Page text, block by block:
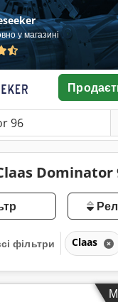
у магазині
Dominator
фільтри Claas